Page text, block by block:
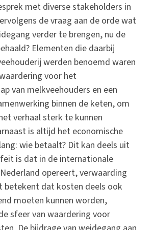
met diverse stakeholders in
de vraag aan de orde wat
verder te brengen, nu de
Elementen die daarbij
werden benoemd waren
voor het
van melkveehouders en een
binnen de keten, om
verhaal sterk te kunnen
is altijd het economische
wie betaalt? Dit kan deels uit
is dat in de internationale
opereert, verwaarding
betekent dat kosten deels ook
moeten kunnen worden,
sfeer van waardering voor